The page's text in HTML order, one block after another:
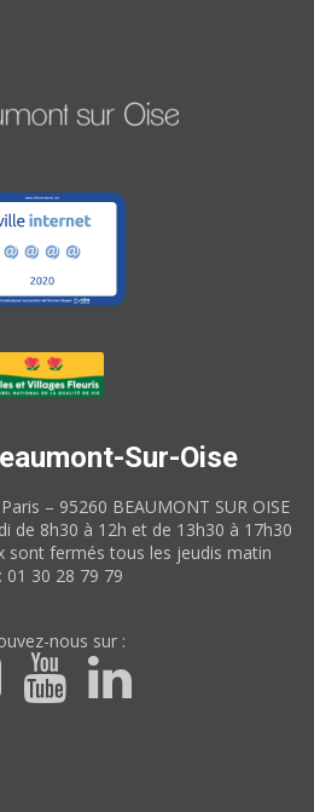
Sur-Oise
– 95260 BEAUMONT SUR OISE
de 8h30 à 12h et de 13h30 à 17h30
sont fermés tous les jeudis matin
01 30 28 79 79
nous sur :